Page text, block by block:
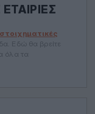
Εδώ θα βρείτε
όλα τα